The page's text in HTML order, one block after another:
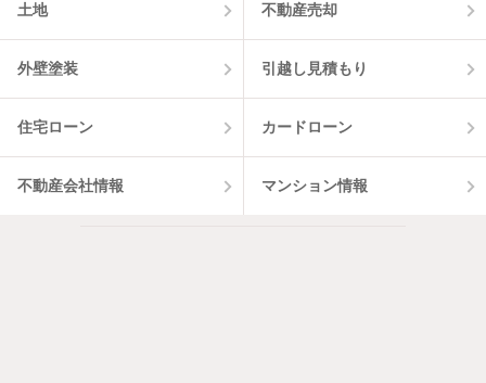
土地 不動産売却
外壁塗装 引越し見積もり
住宅ローン カードローン
不動産会社情報 マンション情報